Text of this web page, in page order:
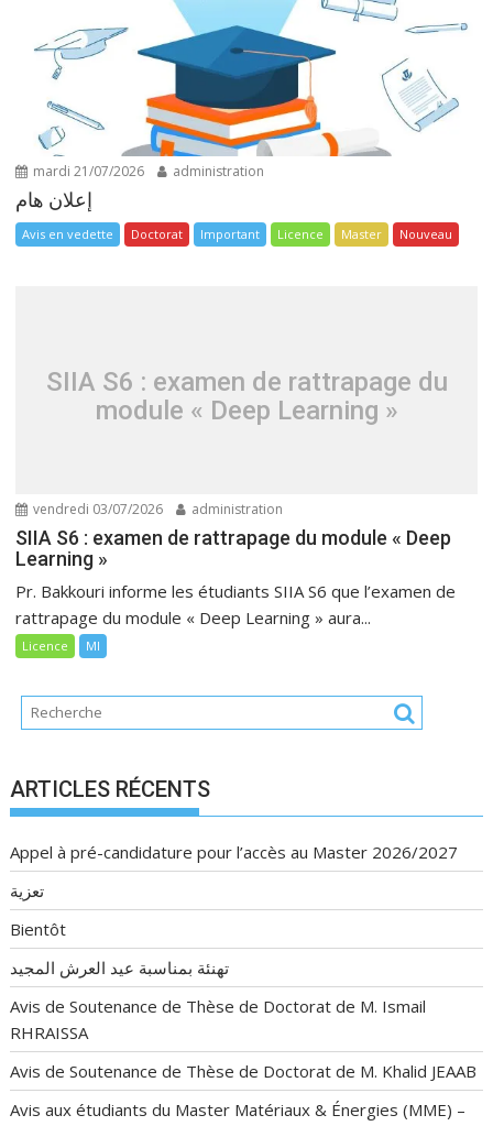
mardi 21/07/2026 administration
إعلان هام
Avis en vedette Doctorat Important Licence Master Nouveau
SIIA S6 : examen de rattrapage du
module « Deep Learning »
vendredi 03/07/2026 administration
SIIA S6 : examen de rattrapage du module « Deep
Learning »
Pr. Bakkouri informe les étudiants SIIA S6 que l’examen de
rattrapage du module « Deep Learning » aura...
Licence MI
ARTICLES RÉCENTS
Appel à pré-candidature pour l’accès au Master 2026/2027
تعزية
Bientôt
تهنئة بمناسبة عيد العرش المجيد
Avis de Soutenance de Thèse de Doctorat de M. Ismail
RHRAISSA
Avis de Soutenance de Thèse de Doctorat de M. Khalid JEAAB
Avis aux étudiants du Master Matériaux & Énergies (MME) –